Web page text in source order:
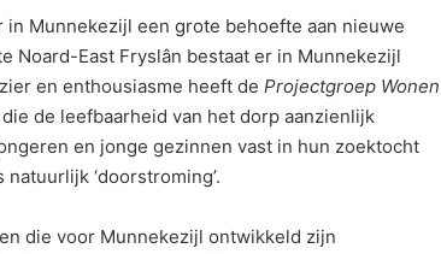
in Munnekezijl een grote behoefte aan nieuwe
Noard-East Fryslân bestaat er in Munnekezijl
en enthousiasme heeft de Projectgroep Wonen
de leefbaarheid van het dorp aanzienlijk
en jonge gezinnen vast in hun zoektocht
‘doorstroming’.
die voor Munnekezijl ontwikkeld zijn